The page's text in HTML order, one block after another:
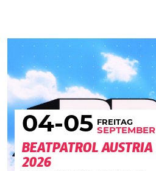
04-05 FREITAG
SEPTEMBER
BEATPATROL AUSTRIA
2026